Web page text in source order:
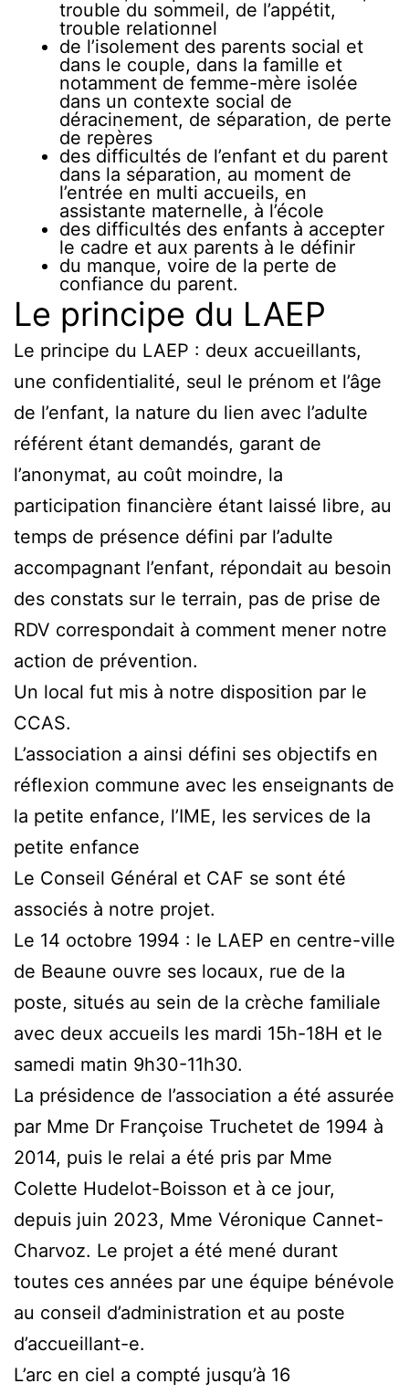
trouble du sommeil, de l’appétit,
trouble relationnel
de l’isolement des parents social et
dans le couple, dans la famille et
notamment de femme-mère isolée
dans un contexte social de
déracinement, de séparation, de perte
de repères
des difficultés de l’enfant et du parent
dans la séparation, au moment de
l’entrée en multi accueils, en
assistante maternelle, à l’école
des difficultés des enfants à accepter
le cadre et aux parents à le définir
du manque, voire de la perte de
confiance du parent.
Le principe du LAEP
Le principe du LAEP : deux accueillants,
une confidentialité, seul le prénom et l’âge
de l’enfant, la nature du lien avec l’adulte
référent étant demandés, garant de
l’anonymat, au coût moindre, la
participation financière étant laissé libre, au
temps de présence défini par l’adulte
accompagnant l’enfant, répondait au besoin
des constats sur le terrain, pas de prise de
RDV correspondait à comment mener notre
action de prévention.
Un local fut mis à notre disposition par le
CCAS.
L’association a ainsi défini ses objectifs en
réflexion commune avec les enseignants de
la petite enfance, l’IME, les services de la
petite enfance
Le Conseil Général et CAF se sont été
associés à notre projet.
Le 14 octobre 1994 : le LAEP en centre-ville
de Beaune ouvre ses locaux, rue de la
poste, situés au sein de la crèche familiale
avec deux accueils les mardi 15h-18H et le
samedi matin 9h30-11h30.
La présidence de l’association a été assurée
par Mme Dr Françoise Truchetet de 1994 à
2014, puis le relai a été pris par Mme
Colette Hudelot-Boisson et à ce jour,
depuis juin 2023, Mme Véronique Cannet-
Charvoz. Le projet a été mené durant
toutes ces années par une équipe bénévole
au conseil d’administration et au poste
d’accueillant-e.
L’arc en ciel a compté jusqu’à 16